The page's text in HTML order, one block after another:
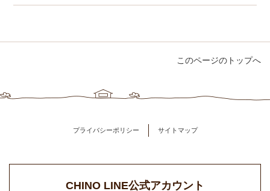
このページのトップへ
プライバシーポリシー サイトマップ
CHINO LINE公式アカウント